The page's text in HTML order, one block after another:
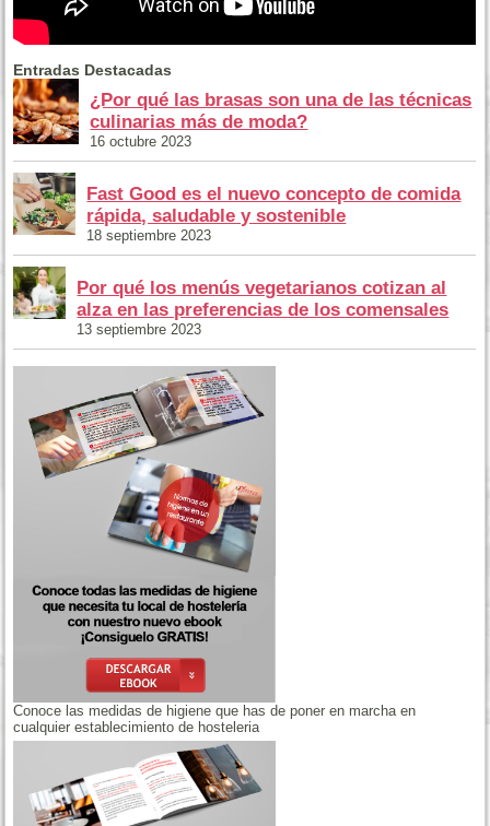
Entradas Destacadas
¿Por qué las brasas son una de las técnicas
culinarias más de moda?
16 octubre 2023
Fast Good es el nuevo concepto de comida
rápida, saludable y sostenible
18 septiembre 2023
Por qué los menús vegetarianos cotizan al
alza en las preferencias de los comensales
13 septiembre 2023
Conoce las medidas de higiene que has de poner en marcha en
cualquier establecimiento de hosteleria